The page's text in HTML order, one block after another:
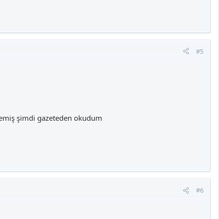
#5
şimdi gazeteden okudum
#6